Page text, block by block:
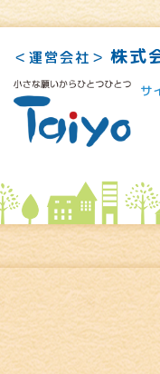
＜運営会社＞株式
サ